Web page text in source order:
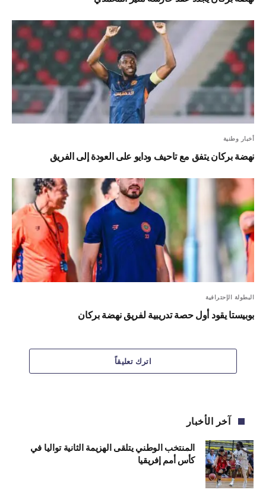
أخبار وطنية
نهضة بركان يتفق مع تاحيف ودايو على العودة إلى الفريق
البطولة الإحترافية
بوبيستا يقود أول حصة تدريبية لفريق نهضة بركان
اترك تعليقاً
آخر الأخبار
المنتخب الوطني يتلقى الهزيمة الثانية تواليا في
كأس أمم إفريقيا